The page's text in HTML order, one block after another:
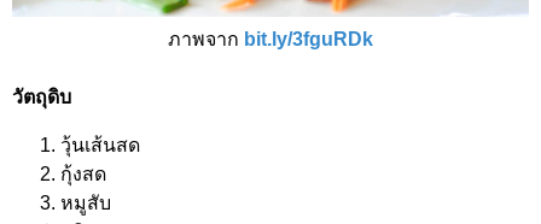
ภาพจาก bit.ly/3fguRDk
วัตถุดิบ
วุ้นเส้นสด
กุ้งสด
หมูสับ